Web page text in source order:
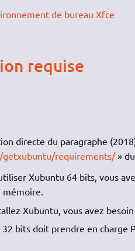
de bureau Xfce
requise
directe du paragraphe
requirements/»
Xubuntu 64 bits, vous
mémoire.
Xubuntu, vous avez
bits doit prendre en charge